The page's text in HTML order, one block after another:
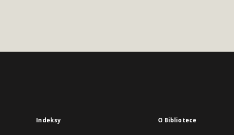
Indeksy O Bibliotece